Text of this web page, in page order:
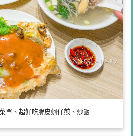
單、超好吃脆皮蚵仔煎、炒飯